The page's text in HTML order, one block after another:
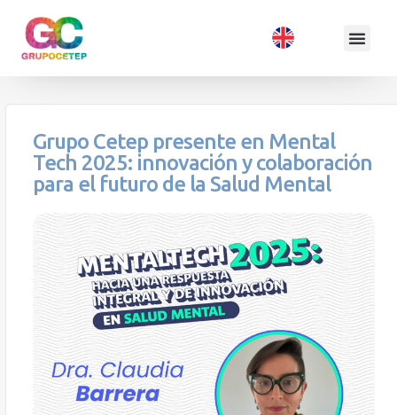
Grupo Cetep presente en Mental
Tech 2025: innovación y colaboración
para el futuro de la Salud Mental